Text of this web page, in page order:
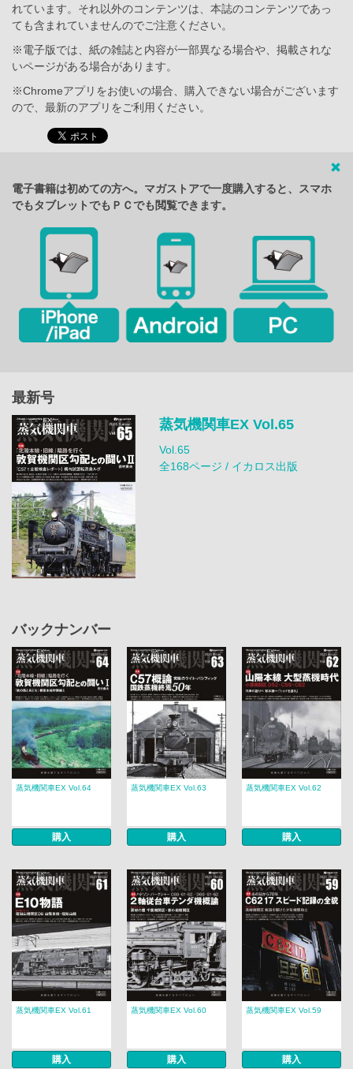
れています。それ以外のコンテンツは、本誌のコンテンツであっ
ても含まれていませんのでご注意ください。
※電子版では、紙の雑誌と内容が一部異なる場合や、掲載されな
いページがある場合があります。
※Chromeアプリをお使いの場合、購入できない場合がございます
ので、最新のアプリをご利用ください。
電子書籍は初めての方へ。マガストアで一度購入すると、スマホ
でもタブレットでもＰＣでも閲覧できます。
最新号
蒸気機関車EX Vol.65
Vol.65
全168ページ / イカロス出版
バックナンバー
蒸気機関車EX Vol.64
購入
蒸気機関車EX Vol.63
購入
蒸気機関車EX Vol.62
購入
蒸気機関車EX Vol.61
購入
蒸気機関車EX Vol.60
購入
蒸気機関車EX Vol.59
購入